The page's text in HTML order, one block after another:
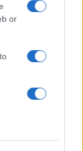
or
Αλλαγή
γονείς και η